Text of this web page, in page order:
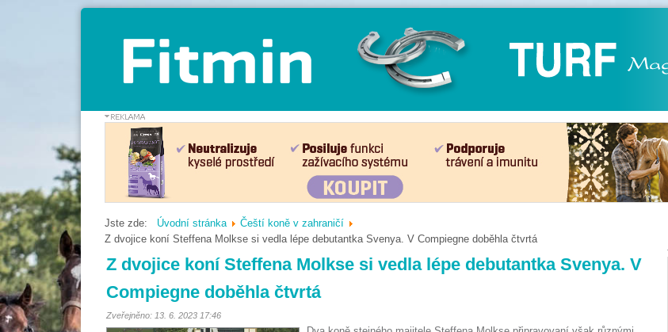
Jste zde: Úvodní stránka
Čeští koně v zahraničí
Z dvojice koní Steffena Molkse si vedla lépe debutantka Svenya. V Compiegne doběhla čtvrtá
Z dvojice koní Steffena Molkse si vedla lépe debutantka Svenya. V
Compiegne doběhla čtvrtá
Zveřejněno: 13. 6. 2023 17:46